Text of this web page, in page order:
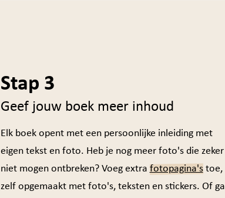
Stap 3
Geef jouw boek meer inhoud
Elk boek opent met een persoonlijke inleiding met
eigen tekst en foto. Heb je nog meer foto's die zeker
niet mogen ontbreken? Voeg extra fotopagina'stoe,
zelf opgemaakt met foto's, teksten en stickers. Of ga